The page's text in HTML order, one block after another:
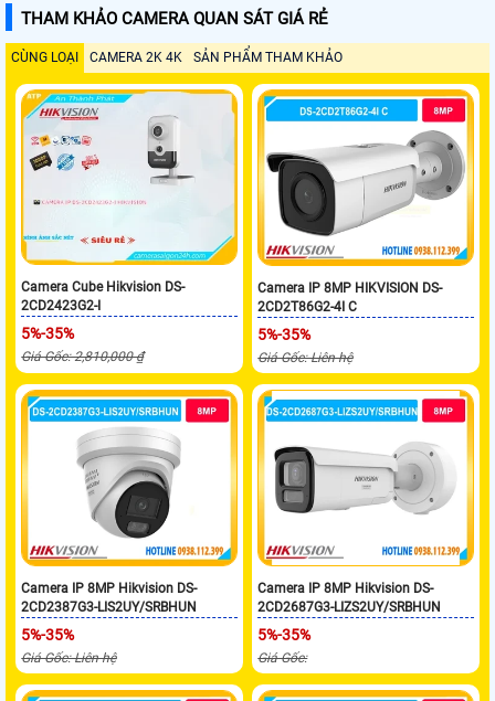
THAM KHẢO CAMERA QUAN SÁT GIÁ RẺ
CÙNG LOẠI CAMERA 2K 4K SẢN PHẨM THAM KHẢO
Camera Cube Hikvision DS-
2CD2423G2-I
5%-35%
Giá Gốc: 2,810,000 ₫
Camera IP 8MP HIKVISION DS-
2CD2T86G2-4I C
5%-35%
Giá Gốc: Liên hệ
Camera IP 8MP Hikvision DS-
2CD2387G3-LIS2UY/SRBHUN
5%-35%
Giá Gốc: Liên hệ
Camera IP 8MP Hikvision DS-
2CD2687G3-LIZS2UY/SRBHUN
5%-35%
Giá Gốc: